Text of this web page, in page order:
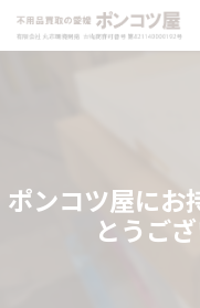
ポンコツ屋にお
とうご